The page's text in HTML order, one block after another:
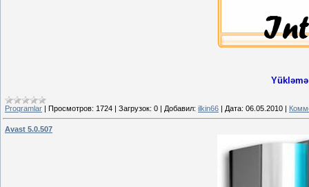
Proqramlar | Просмотров: 1724 | Загрузок: 0 | Добавил: ilkin66 | Дата: 06.05.2010 |
Avast 5.0.507